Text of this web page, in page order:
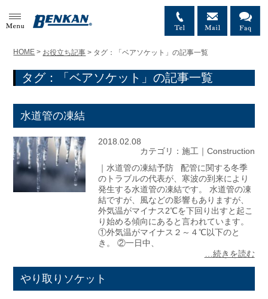
HOME > お役立ち記事 > タグ：「ベアソケット」の記事一覧
タグ：「ベアソケット」の記事一覧
水道管の凍結
2018.02.08
カテゴリ： 施工｜Construction
｜水道管の凍結予防 配管に関する冬季
のトラブルの代表が、寒波の到来により
発生する水道管の凍結です。 水道管の凍
結ですが、風などの影響もありますが、
外気温がマイナス2℃を下回り出すと起こ
り始める傾向にあると言われています。
①外気温がマイナス２～４℃以下のと
き。 ②一日中、
…続きを読む
やり取りソケット